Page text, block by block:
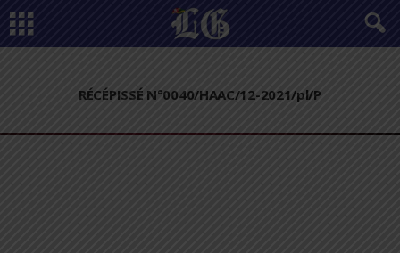
RÉCÉPISSÉ N°0040/HAAC/12-2021/pl/P